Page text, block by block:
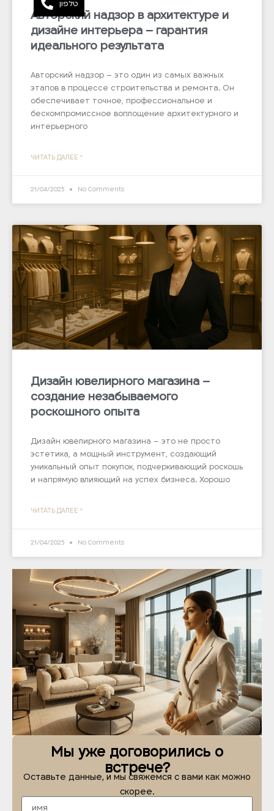
Авторский надзор в архитектуре и
дизайне интерьера – гарантия
идеального результата
Авторский надзор – это один из самых важных
этапов в процессе строительства и ремонта. Он
обеспечивает точное, профессиональное и
бескомпромиссное воплощение архитектурного и
интерьерного
ЧИТАТЬ ДАЛЕЕ "
21/04/2025 No Comments
Дизайн ювелирного магазина –
создание незабываемого
роскошного опыта
Дизайн ювелирного магазина – это не просто
эстетика, а мощный инструмент, создающий
уникальный опыт покупок, подчеркивающий роскошь
и напрямую влияющий на успех бизнеса. Хорошо
ЧИТАТЬ ДАЛЕЕ "
21/04/2025 No Comments
Мы уже договорились о
встрече?
Оставьте данные, и мы свяжемся с вами как можно
скорее.
טלפון